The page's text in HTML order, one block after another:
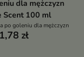
dla mężczyzn
Scent 100 ml
po goleniu dla mężczyzn
zł